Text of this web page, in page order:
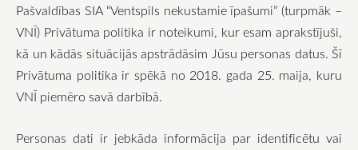
Pašvaldības SIA “Ventspils nekustamie īpašumi” (turpmāk –
VNĪ) Privātuma politika ir noteikumi, kur esam aprakstījuši,
kā un kādās situācijās apstrādāsim Jūsu personas datus. Šī
Privātuma politika ir spēkā no 2018. gada 25. maija, kuru
VNĪ piemēro savā darbībā.
Personas dati ir jebkāda informācija par identificētu vai